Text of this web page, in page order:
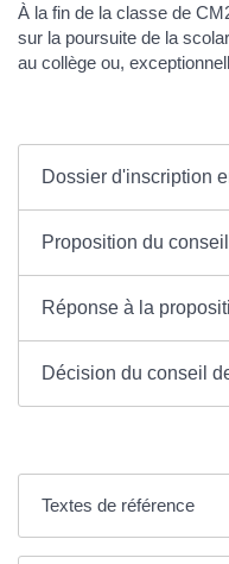
À la fin de la classe de
sur la poursuite de la
au collège ou,
Dossier d'inscription
Proposition du
Réponse à la
Décision du conseil
Textes de référence